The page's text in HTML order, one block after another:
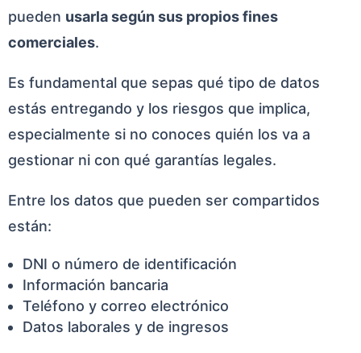
pueden usarla según sus propios fines
comerciales.
Es fundamental que sepas qué tipo de datos
estás entregando y los riesgos que implica,
especialmente si no conoces quién los va a
gestionar ni con qué garantías legales.
Entre los datos que pueden ser compartidos
están:
DNI o número de identificación
Información bancaria
Teléfono y correo electrónico
Datos laborales y de ingresos